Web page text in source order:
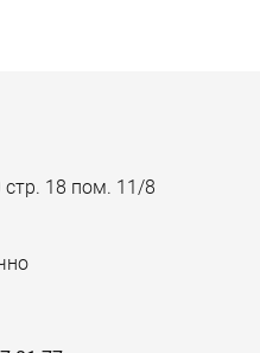
стр. 18 пом. 11/8